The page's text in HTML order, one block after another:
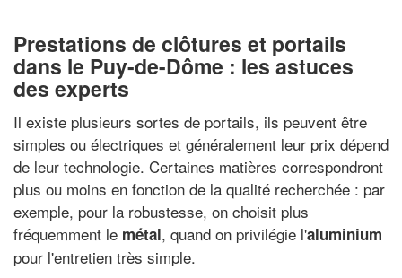
Prestations de clôtures et portails
dans le Puy-de-Dôme : les astuces
des experts
Il existe plusieurs sortes de portails, ils peuvent être
simples ou électriques et généralement leur prix dépend
de leur technologie. Certaines matières correspondront
plus ou moins en fonction de la qualité recherchée : par
exemple, pour la robustesse, on choisit plus
fréquemment le métal, quand on privilégie l'aluminium
pour l'entretien très simple.